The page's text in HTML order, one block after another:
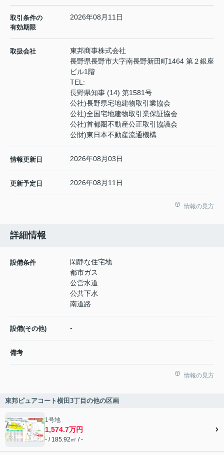
取引条件の
有効期限
2026年08月11日
取扱会社
東邦商事株式会社
長野県長野市大字南長野新田町1464 第２銀座
ビル1階
TEL:
長野県知事 (14) 第1581号
公社)長野県宅地建物取引業協会
公社)全国宅地建物取引業保証協会
公社)首都圏不動産公正取引協議会
公財)東日本不動産流通機構
情報更新日 2026年08月03日
更新予定日 2026年08月11日
情報の見方
詳細情報
設備条件
閑静な住宅地
都市ガス
公営水道
公共下水
南道路
設備(その他) -
備考
情報の見方
東邦ピュアコート横田3丁目の他の区画
1号地
1,574.7万円
- / 185.92㎡ / -